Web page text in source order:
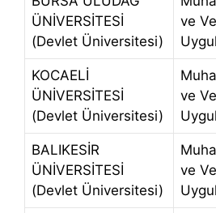
ÜNİVERSİTESİ
(Devlet Üniversitesi)
ve
KOCAELİ
ÜNİVERSİTESİ
(Devlet Üniversitesi)
ve
BALIKESİR
ÜNİVERSİTESİ
(Devlet Üniversitesi)
ve